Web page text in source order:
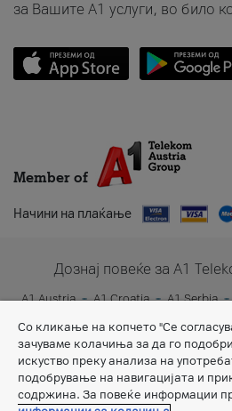
за Вашите A1 услуги, во било
Member of
Начини на плаќање
Дознај повеќе за A1
A1 Austria A1 Croatia A1 Serbia
Со кликање на копчето "Се
зачуваме колачиња за да го
искуство преку анализа на
подобрување на навигацијата и
содржина. За повеќе информации